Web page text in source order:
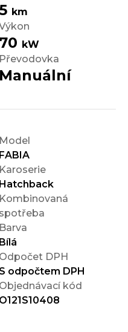
km
70 kW
Převodovka
Manuální
Model
FABIA
Karoserie
Hatchback
Kombinovaná
spotřeba
Barva
Bílá
Odpočet DPH
S odpočtem DPH
Objednávací kód
O121S10408